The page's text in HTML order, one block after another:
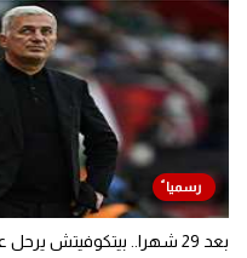
بعد 29 شهرا.. بيتكوفيتش يرحل عن تدريب الجزائر